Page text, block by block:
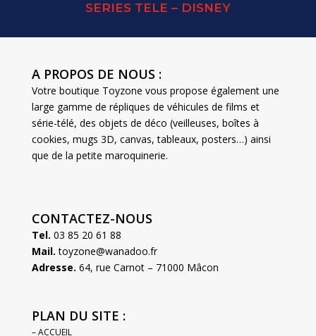
SERIES TELE – DISNEY
A PROPOS DE NOUS :
Votre boutique Toyzone vous propose également une
large gamme de répliques de véhicules de films et
série-télé, des objets de déco (veilleuses, boîtes à
cookies, mugs 3D, canvas, tableaux, posters…) ainsi
que de la petite maroquinerie.
CONTACTEZ-NOUS
Tel. 03 85 20 61 88
Mail. toyzone@wanadoo.fr
Adresse. 64, rue Carnot – 71000 Mâcon
PLAN DU SITE :
– ACCUEIL